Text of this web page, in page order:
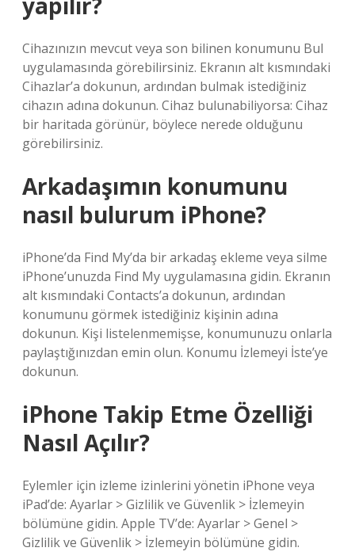
Cihazınızın mevcut veya son bilinen konumunu Bul
uygulamasında görebilirsiniz. Ekranın alt kısmındaki
Cihazlar’a dokunun, ardından bulmak istediğiniz
cihazın adına dokunun. Cihaz bulunabiliyorsa: Cihaz
bir haritada görünür, böylece nerede olduğunu
görebilirsiniz.
Arkadaşımın konumunu
nasıl bulurum iPhone?
iPhone’da Find My’da bir arkadaş ekleme veya silme
iPhone’unuzda Find My uygulamasına gidin. Ekranın
alt kısmındaki Contacts’a dokunun, ardından
konumunu görmek istediğiniz kişinin adına
dokunun. Kişi listelenmemişse, konumunuzu onlarla
paylaştığınızdan emin olun. Konumu İzlemeyi İste’ye
dokunun.
iPhone Takip Etme Özelliği
Nasıl Açılır?
Eylemler için izleme izinlerini yönetin iPhone veya
iPad’de: Ayarlar > Gizlilik ve Güvenlik > İzlemeyin
bölümüne gidin. Apple TV’de: Ayarlar > Genel >
Gizlilik ve Güvenlik > İzlemeyin bölümüne gidin.